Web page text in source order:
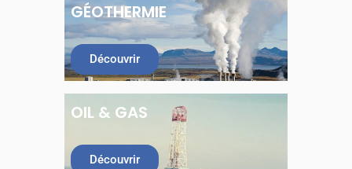
GÉOTHERMIE
Découvrir
OIL & GAS
Découvrir